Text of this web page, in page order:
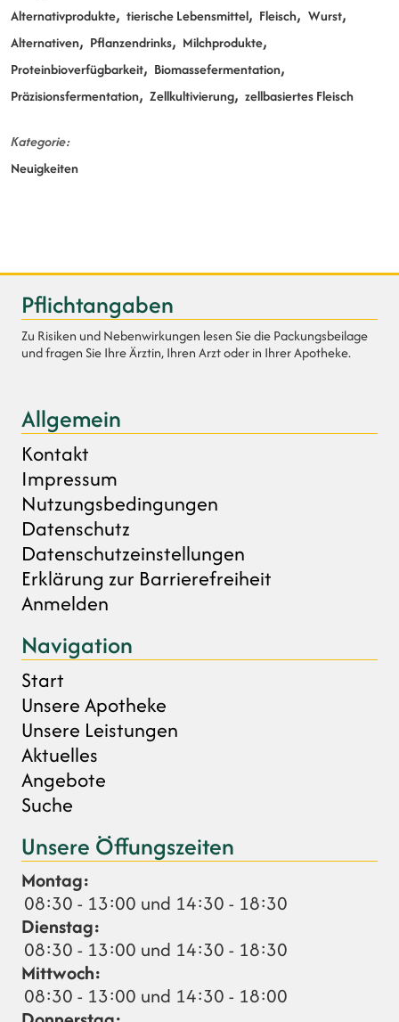
Alternativprodukte tierische Lebensmittel Fleisch
Wurst
Alternativen
Pflanzendrinks
Milchprodukte
Proteinbioverfügbarkeit
Biomassefermentation
Präzisionsfermentation Zellkultivierung zellbasiertes Fleisch
Kategorie
Neuigkeiten
Pflichtangaben
Zu Risiken und Nebenwirkungen lesen Sie die Packungsbeilage
und fragen Sie Ihre Ärztin, Ihren Arzt oder in Ihrer Apotheke.
Allgemein
Kontakt
Impressum
Nutzungsbedingungen
Datenschutz
Datenschutzeinstellungen
Erklärung zur Barrierefreiheit
Anmelden
Navigation
Start
Unsere Apotheke
Unsere Leistungen
Aktuelles
Angebote
Suche
Unsere Öffungszeiten
Montag:
08:30 - 13:00 und 14:30 - 18:30
Dienstag:
08:30 - 13:00 und 14:30 - 18:30
Mittwoch:
08:30 - 13:00 und 14:30 - 18:00